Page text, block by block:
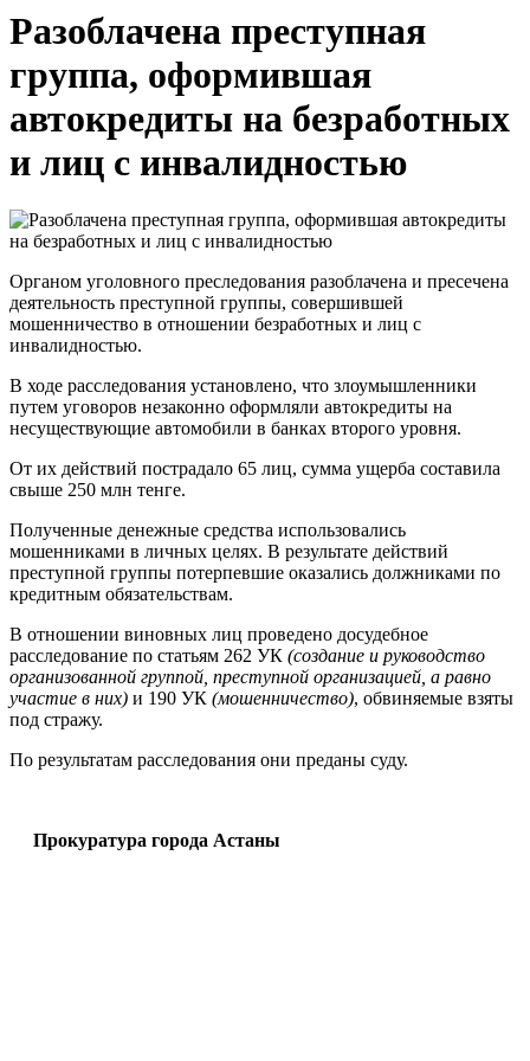
Разоблачена преступная
группа, оформившая
автокредиты на безработных
и лиц с инвалидностью
Органом уголовного преследования разоблачена и пресечена
деятельность преступной группы, совершившей
мошенничество в отношении безработных и лиц с
инвалидностью.
В ходе расследования установлено, что злоумышленники
путем уговоров незаконно оформляли автокредиты на
несуществующие автомобили в банках второго уровня.
От их действий пострадало 65 лиц, сумма ущерба составила
свыше 250 млн тенге.
Полученные денежные средства использовались
мошенниками в личных целях. В результате действий
преступной группы потерпевшие оказались должниками по
кредитным обязательствам.
В отношении виновных лиц проведено досудебное
расследование по статьям 262 УК (создание и руководство
организованной группой, преступной организацией, а равно
участие в них) и 190 УК (мошенничество), обвиняемые взяты
под стражу.
По результатам расследования они преданы суду.
Прокуратура города Астаны